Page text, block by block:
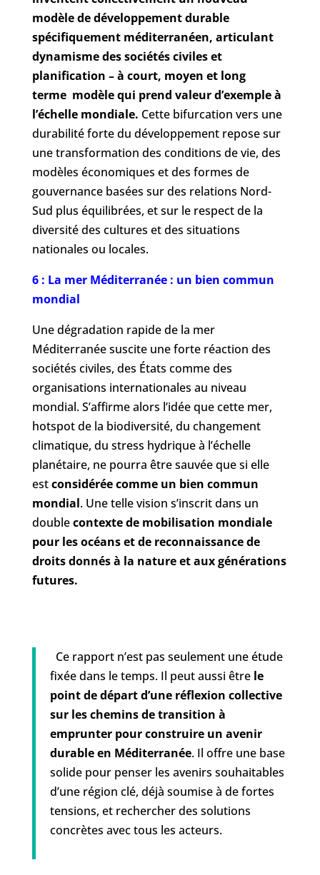
modèle de développement durable
spécifiquement méditerranéen, articulant
dynamisme des sociétés civiles et
planification – à court, moyen et long
terme modèle qui prend valeur d’exemple à
l’échelle mondiale. Cette bifurcation vers une
durabilité forte du développement repose sur
une transformation des conditions de vie, des
modèles économiques et des formes de
gouvernance basées sur des relations Nord-
Sud plus équilibrées, et sur le respect de la
diversité des cultures et des situations
nationales ou locales.
6 : La mer Méditerranée : un bien commun
mondial
Une dégradation rapide de la mer
Méditerranée suscite une forte réaction des
sociétés civiles, des États comme des
organisations internationales au niveau
mondial. S’affirme alors l’idée que cette mer,
hotspot de la biodiversité, du changement
climatique, du stress hydrique à l’échelle
planétaire, ne pourra être sauvée que si elle
estconsidérée comme un bien commun
mondial. Une telle vision s’inscrit dans un
doublecontexte de mobilisation mondiale
pour les océans et de reconnaissance de
droits donnés à la nature et aux générations
futures.
Ce rapport n’est pas seulement une étude
fixée dans le temps. Il peut aussi êtrele
point de départ d’une réflexion collective
sur les chemins de transition à
emprunter pour construire un avenir
durable en Méditerranée. Il offre une base
solide pour penser les avenirs souhaitables
d’une région clé, déjà soumise à de fortes
tensions, et rechercher des solutions
concrètes avec tous les acteurs.